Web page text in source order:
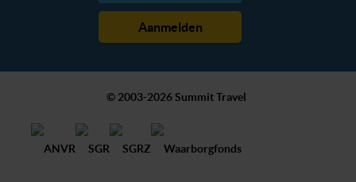
© 2003-2026 Summit Travel